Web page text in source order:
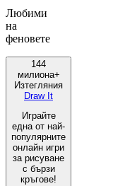
Любими
на
феновете
144
милиона+
Изтегляния
Draw It
Играйте
една от най-
популярните
онлайн игри
за рисуване
с бързи
кръгове!